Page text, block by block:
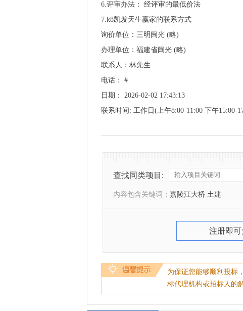
6.评审办法： 经评审的最低价法
7.k8凯发天生赢家的联系方式
询价单位：三明闽光 (略)
办理单位：福建省闽光 (略)
联系人：林先生
电话： #
日期： 2026-02-02 17:43:13
联系时间: 工作日(上午8:00-11:00 下午15:00-
查找同类项目:
内容包含关键词： 嘉陵江大桥 土建
注册即
为保证您能够顺利投标
标代理机构或招标人的